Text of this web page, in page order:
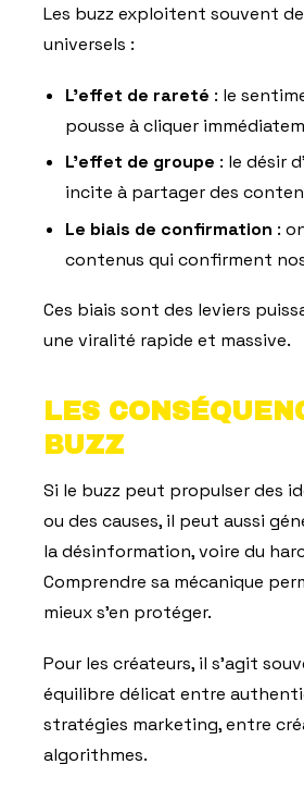
Les buzz exploitent souvent
universels :
L'effet de rareté : le
pousse à cliquer
L'effet de groupe : le désir
incite à partager des
Le biais de confirmation :
contenus qui confirment
Ces biais sont des leviers
une viralité rapide et massive.
LES
BUZZ
Si le buzz peut propulser des
ou des causes, il peut aussi
la désinformation, voire du
Comprendre sa mécanique
mieux s'en protéger.
Pour les créateurs, il s'agit
équilibre délicat entre
stratégies marketing, entre
algorithmes.